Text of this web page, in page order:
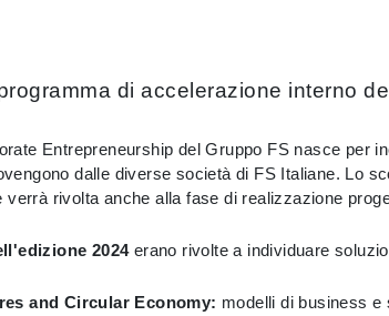
di accelerazione interno
Entrepreneurship del Gruppo FS nasce per
dalle diverse società di FS Italiane. Lo
rivolta anche alla fase di realizzazione
2024erano rivolte a individuare
and Circular Economy: modelli di business